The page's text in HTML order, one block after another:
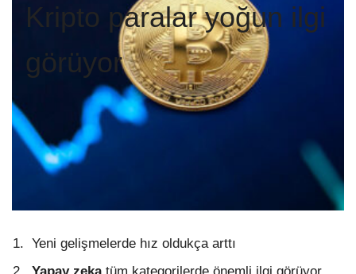
Kripto paralar yoğun ilgi
görüyor
Yeni gelişmelerde hız oldukça arttı